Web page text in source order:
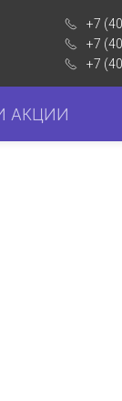
+7
+7
+7
АКЦИИ